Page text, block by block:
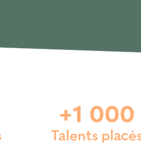
+1 000
Talents